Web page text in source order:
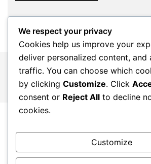
© 2026 katherinerussellrich.com.
Botiga
We respect your privacy
Cookies help us improve your
deliver personalized content, and
traffic. You can choose which
by clicking Customize. Click
consent or Reject All to decline
cookies.
Customize